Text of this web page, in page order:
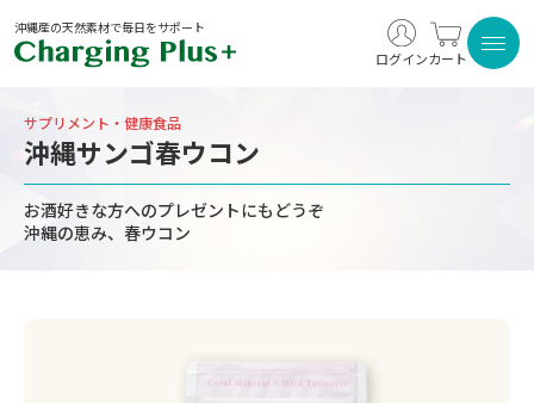
沖縄産の天然素材で毎日をサポート
ログインカート
サプリメント・健康食品
沖縄サンゴ春ウコン
お酒好きな方へのプレゼントにもどうぞ
沖縄の恵み、春ウコン